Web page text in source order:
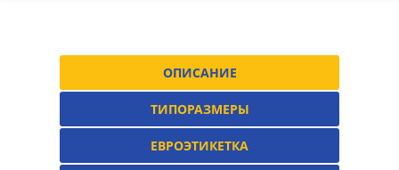
ОПИСАНИЕ
ТИПОРАЗМЕРЫ
ЕВРОЭТИКЕТКА